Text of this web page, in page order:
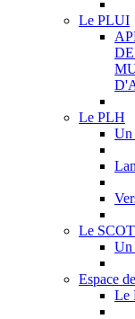
Le PLUI
Le PLH
Un
Le SCOT
Un
Espace
Le